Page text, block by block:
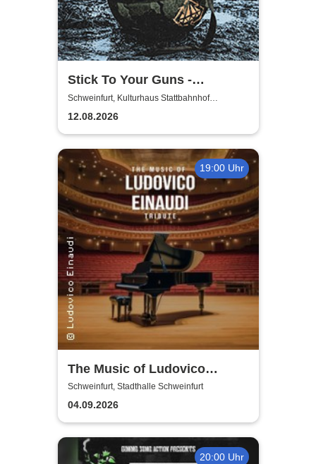
Stick To Your Guns -
European Summer 2026
Schweinfurt, Kulturhaus Stattbahnhof
Schweinfurt
12.08.2026
19:00 Uhr
The Music of Ludovico
Einaudi: Tribute-
Klavierkonzert - Ludovico
Einaudi Tribute bei
Kerzenschein
Schweinfurt, Stadthalle Schweinfurt
04.09.2026
20:00 Uhr